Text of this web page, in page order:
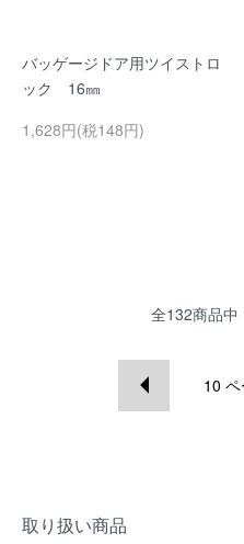
バッゲージドア用ツイストロ
ック 16㎜
1,628円(税148円)
全132商品中
10 ペ
取り扱い商品